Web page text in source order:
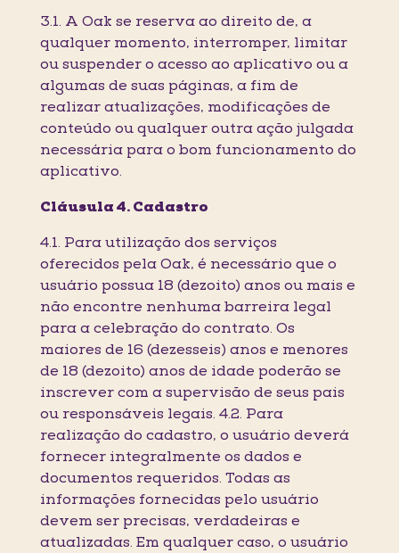
3.1. A Oak se reserva ao direito de, a
qualquer momento, interromper, limitar
ou suspender o acesso ao aplicativo ou a
algumas de suas páginas, a fim de
realizar atualizações, modificações de
conteúdo ou qualquer outra ação julgada
necessária para o bom funcionamento do
aplicativo.
Cláusula 4. Cadastro
4.1. Para utilização dos serviços
oferecidos pela Oak, é necessário que o
usuário possua 18 (dezoito) anos ou mais e
não encontre nenhuma barreira legal
para a celebração do contrato. Os
maiores de 16 (dezesseis) anos e menores
de 18 (dezoito) anos de idade poderão se
inscrever com a supervisão de seus pais
ou responsáveis legais. 4.2. Para
realização do cadastro, o usuário deverá
fornecer integralmente os dados e
documentos requeridos. Todas as
informações fornecidas pelo usuário
devem ser precisas, verdadeiras e
atualizadas. Em qualquer caso, o usuário